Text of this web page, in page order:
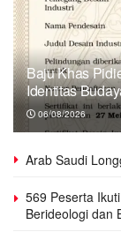
Baju Khas
Identitas
06/08/2026
Arab Saudi
569 Peserta
Berideologi dan